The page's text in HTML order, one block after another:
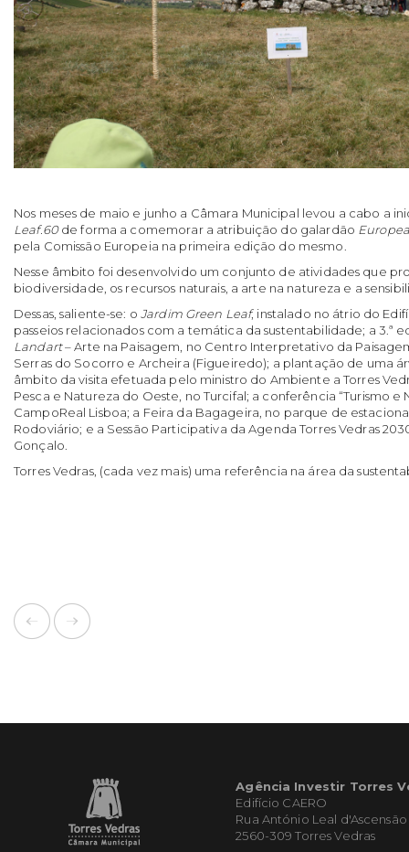
Nos meses de maio e junho a Câmara Municipal levou a cabo a
Leaf.60de forma a comemorar a atribuição do galardão
pela Comissão Europeia na primeira edição do mesmo.
Nesse âmbito foi desenvolvido um conjunto de atividades que
biodiversidade, os recursos naturais, a arte na natureza e a
Dessas, saliente-se: o Jardim Green Leaf, instalado no átrio do
passeios relacionados com a temática da sustentabilidade; a 3.ª
Landart– Arte na Paisagem, no Centro Interpretativo da
Serras do Socorro e Archeira (Figueiredo); a plantação de uma
âmbito da visita efetuada pelo ministro do Ambiente a Torres
Pesca e Natureza do Oeste, no Turcifal; a conferência “Turismo
CampoReal Lisboa; a Feira da Bagageira, no parque de
Rodoviário; e a Sessão Participativa da Agenda Torres Vedras
Gonçalo.
Torres Vedras, (cada vez mais) uma referência na área da
Agência Investir Torres
Edifício CAERO
Rua António Leal d'Ascensão
2560-309 Torres Vedras